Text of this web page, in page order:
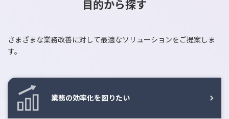
目的から探す
さまざまな業務改善に対して最適なソリューションをご提案しま
す。
業務の効率化を図りたい